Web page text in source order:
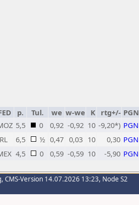
p. Tul. we w-we K rtg+/- PGN
5,5 0 0,92 -0,92 10 -9,20*) PGN
6,5 ½ 0,47 0,03 10 0,30 PGN
4,5 0 0,59 -0,59 10 -5,90 PGN
, CMS-Version 14.07.2026 13:23, Node S2